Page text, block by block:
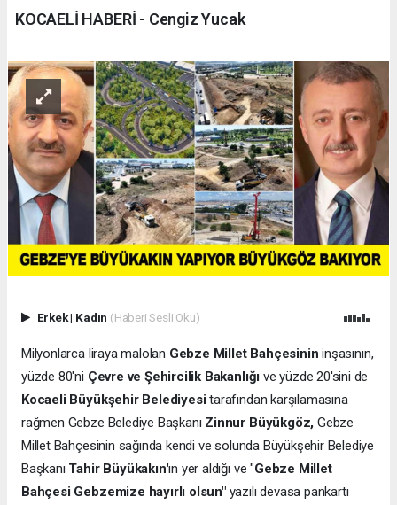
KOCAELİ HABERİ - Cengiz Yucak
Erkek| Kadın (Haberi Sesli Oku)
Milyonlarca liraya malolan Gebze Millet Bahçesinin inşasının,
yüzde 80'ni Çevre ve Şehircilik Bakanlığı ve yüzde 20'sini de
Kocaeli Büyükşehir Belediyesitarafından karşılamasına
rağmen Gebze Belediye Başkanı Zinnur Büyükgöz, Gebze
Millet Bahçesinin sağında kendi ve solunda Büyükşehir Belediye
Başkanı Tahir Büyükakın'ın yer aldığı ve "Gebze Millet
Bahçesi Gebzemize hayırlı olsun"yazılı devasa pankartı